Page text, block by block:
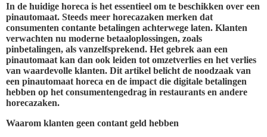
In de huidige horeca is het essentieel om te beschikken over een
pinautomaat. Steeds meer horecazaken merken dat
consumenten contante betalingen achterwege laten. Klanten
verwachten nu moderne betaaloplossingen, zoals
pinbetalingen, als vanzelfsprekend. Het gebrek aan een
pinautomaat kan dan ook leiden tot omzetverlies en het verlies
van waardevolle klanten. Dit artikel belicht de noodzaak van
een pinautomaat horeca en de impact die digitale betalingen
hebben op het consumentengedrag in restaurants en andere
horecazaken.
Waarom klanten geen contant geld hebben